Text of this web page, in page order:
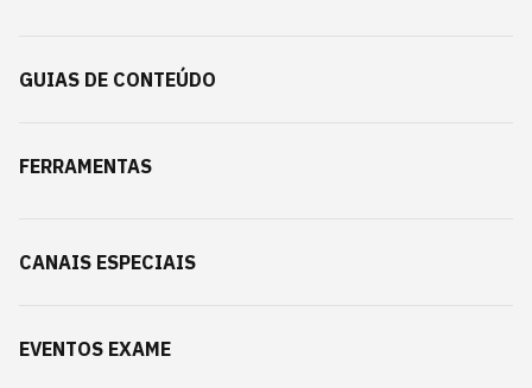
GUIAS DE CONTEÚDO
FERRAMENTAS
CANAIS ESPECIAIS
EVENTOS EXAME